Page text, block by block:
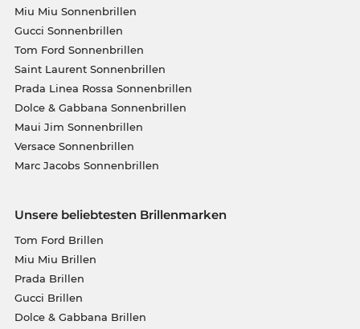
Miu Miu Sonnenbrillen
Gucci Sonnenbrillen
Tom Ford Sonnenbrillen
Saint Laurent Sonnenbrillen
Prada Linea Rossa Sonnenbrillen
Dolce & Gabbana Sonnenbrillen
Maui Jim Sonnenbrillen
Versace Sonnenbrillen
Marc Jacobs Sonnenbrillen
Unsere beliebtesten Brillenmarken
Tom Ford Brillen
Miu Miu Brillen
Prada Brillen
Gucci Brillen
Dolce & Gabbana Brillen